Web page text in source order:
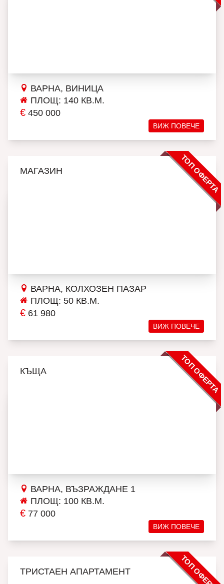
ВАРНА, ВИНИЦА
ПЛОЩ: 140 КВ.М.
€ 450 000
ВИЖ ПОВЕЧЕ
ТОП ОФЕРТА
МАГАЗИН
ВАРНА, КОЛХОЗЕН ПАЗАР
ПЛОЩ: 50 КВ.М.
€ 61 980
ВИЖ ПОВЕЧЕ
ТОП ОФЕРТА
КЪЩА
ВАРНА, ВЪЗРАЖДАНЕ 1
ПЛОЩ: 100 КВ.М.
€ 77 000
ВИЖ ПОВЕЧЕ
ТОП ОФЕРТА
ТРИСТАЕН АПАРТАМЕНТ